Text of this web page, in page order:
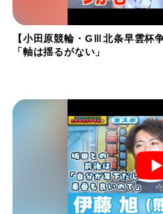
【小田原競輪・GⅢ北条早雲杯
「軸は揺るがない」